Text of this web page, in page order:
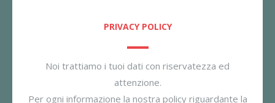
PRIVACY POLICY
Noi trattiamo i tuoi dati con riservatezza ed
attenzione.
Per ogni informazione la nostra policy riguardante la